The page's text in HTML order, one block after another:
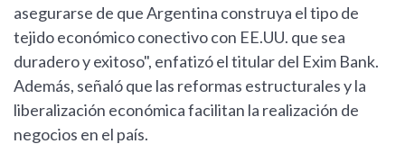
asegurarse de que Argentina construya el tipo de
tejido económico conectivo con EE.UU. que sea
duradero y exitoso", enfatizó el titular del Exim Bank.
Además, señaló que las reformas estructurales y la
liberalización económica facilitan la realización de
negocios en el país.